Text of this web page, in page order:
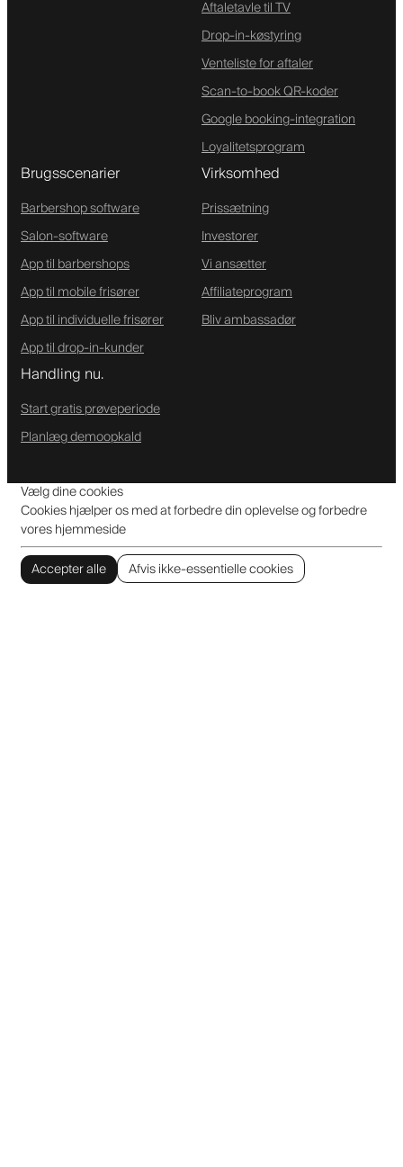
Aftaletavle til TV
Drop-in-køstyring
Venteliste for aftaler
Scan-to-book QR-koder
Google booking-integration
Loyalitetsprogram
Brugsscenarier
Barbershop software
Salon-software
App til barbershops
App til mobile frisører
App til individuelle frisører
App til drop-in-kunder
Virksomhed
Prissætning
Investorer
Vi ansætter
Affiliateprogram
Bliv ambassadør
Handling nu.
Start gratis prøveperiode
Planlæg demoopkald
Vælg dine cookies
Cookies hjælper os med at forbedre din oplevelse og forbedre
vores hjemmeside
Accepter alle
Afvis ikke-essentielle cookies